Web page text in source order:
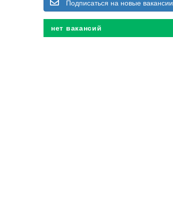
Подписаться на новые вакансии
нет вакансий